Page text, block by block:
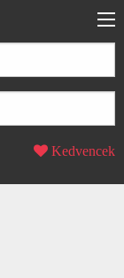
Kedvencek